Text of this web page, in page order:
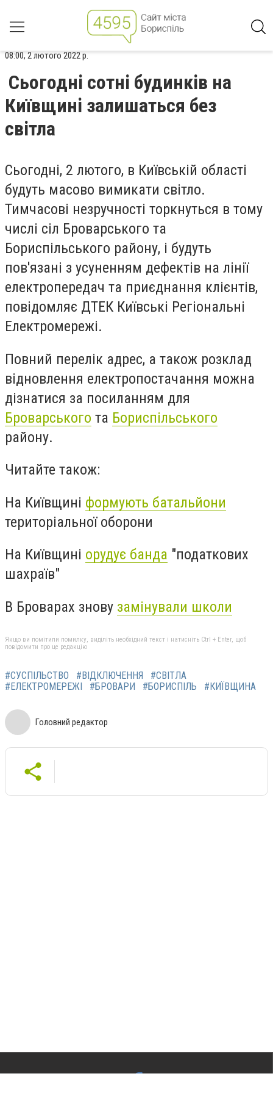
08:00, 2 лютого 2022 р.
Сьогодні сотні будинків на
Київщині залишаться без
світла
Сьогодні, 2 лютого, в Київській області
будуть масово вимикати світло.
Тимчасові незручності торкнуться в тому
числі сіл Броварського та
Бориспільського району, і будуть
пов'язані з усуненням дефектів на лінії
електропередач та приєднання клієнтів,
повідомляє ДТЕК Київські Регіональні
Електромережі.
Повний перелік адрес, а також розклад
відновлення електропостачання можна
дізнатися за посиланням для
Броварського та Бориспільського
району.
Читайте також:
На Київщині формують батальйони
територіальної оборони
На Київщині орудує банда "податкових
шахраїв"
В Броварах знову замінували школи
Якщо ви помітили помилку, виділіть необхідний текст і натисніть Ctrl + Enter, щоб
повідомити про це редакцію
#СУСПІЛЬСТВО #ВІДКЛЮЧЕННЯ
#СВІТЛА
#ЕЛЕКТРОМЕРЕЖІ
#БРОВАРИ #БОРИСПІЛЬ #КИЇВЩИНА
Головний редактор